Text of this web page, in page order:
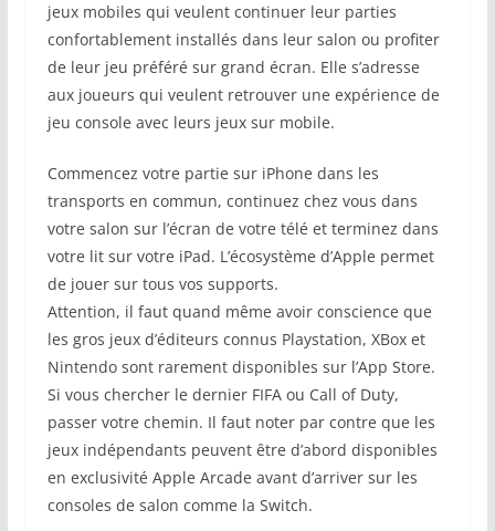
jeux mobiles qui veulent continuer leur parties
confortablement installés dans leur salon ou profiter
de leur jeu préféré sur grand écran. Elle s’adresse
aux joueurs qui veulent retrouver une expérience de
jeu console avec leurs jeux sur mobile.
Commencez votre partie sur iPhone dans les
transports en commun, continuez chez vous dans
votre salon sur l’écran de votre télé et terminez dans
votre lit sur votre iPad. L’écosystème d’Apple permet
de jouer sur tous vos supports.
Attention, il faut quand même avoir conscience que
les gros jeux d’éditeurs connus Playstation, XBox et
Nintendo sont rarement disponibles sur l’App Store.
Si vous chercher le dernier FIFA ou Call of Duty,
passer votre chemin. Il faut noter par contre que les
jeux indépendants peuvent être d’abord disponibles
en exclusivité Apple Arcade avant d’arriver sur les
consoles de salon comme la Switch.